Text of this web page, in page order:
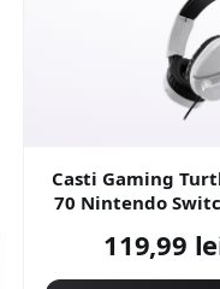
Casti Gaming
70 Nintendo
Compatibil
119,99